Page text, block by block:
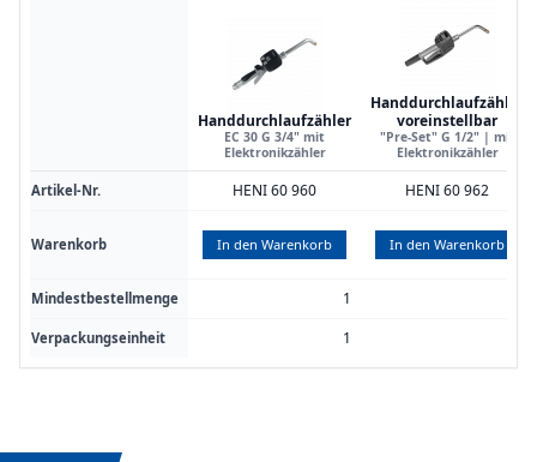
Handdurchlaufzähler
EC 30 G 3/4" mit
Elektronikzähler
Handdurchlaufzähler
voreinstellbar
"Pre-Set" G 1/2" | mit
Elektronikzähler
Artikel-Nr. HENI 60 960 HENI 60 962
Warenkorb In den Warenkorb In den Warenkorb
Mindestbestellmenge 1
Verpackungseinheit 1